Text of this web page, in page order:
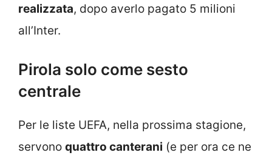
realizzata, dopo averlo pagato 5 milioni
all’Inter.
Pirola solo come sesto
centrale
Per le liste UEFA, nella prossima stagione,
servono quattro canterani (e per ora ce ne